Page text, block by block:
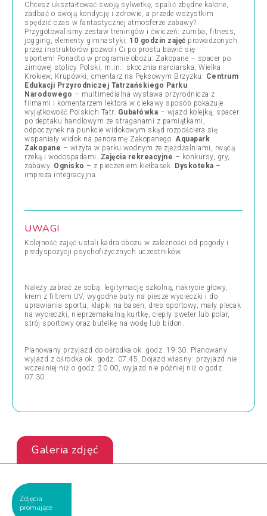
Chcesz ukształtować swoją sylwetkę, spalić zbędne kalorie,
zadbać o swoją kondycję i zdrowie, a przede wszystkim
spędzić czas w fantastycznej atmosferze zabawy?
Przygotowaliśmy zestaw treningów i ćwiczeń: zumba, fitness,
jogging, elementy gimnastyki; 10 godzin zajęć prowadzonych
przez instruktorów pozwoli Ci po prostu bawić się
sportem! Ponadto w programie obozu: Zakopane – spacer po
zimowej stolicy Polski, m.in.: skocznia narciarska, Wielka
Krokiew, Krupówki, cmentarz na Pęksowym Brzyzku. Centrum
Edukacji Przyrodniczej Tatrzańskiego Parku
Narodowego – multimedialna wystawa przyrodnicza z
filmami i komentarzem lektora w ciekawy sposób pokazuje
wyjątkowość Polskich Tatr. Gubałówka – wjazd kolejką, spacer
po deptaku handlowym ze straganami z pamiątkami,
odpoczynek na punkcie widokowym skąd rozpościera się
wspaniały widok na panoramę Zakopanego. Aquapark
Zakopane – wizyta w parku wodnym ze zjeżdżalniami, rwącą
rzeką i wodospadami. Zajęcia rekreacyjne – konkursy, gry,
zabawy. Ognisko – z pieczeniem kiełbasek. Dyskoteka –
impreza integracyjna.
UWAGI
Kolejność zajęć ustali kadra obozu w zależności od pogody i
predyspozycji psychofizycznych uczestników.
Należy zabrać ze sobą: legitymację szkolną, nakrycie głowy,
krem z filtrem UV, wygodne buty na piesze wycieczki i do
uprawiania sportu, klapki na basen, dres sportowy, mały plecak
na wycieczki, nieprzemakalną kurtkę, ciepły sweter lub polar,
strój sportowy oraz butelkę na wodę lub bidon.
Planowany przyjazd do ośrodka ok. godz. 19.30. Planowany
wyjazd z ośrodka ok. godz. 07.45. Dojazd własny: przyjazd nie
wcześniej niż o godz. 20.00, wyjazd nie później niż o godz.
07.30.
Galeria zdjęć
Zdjęcia
promujące